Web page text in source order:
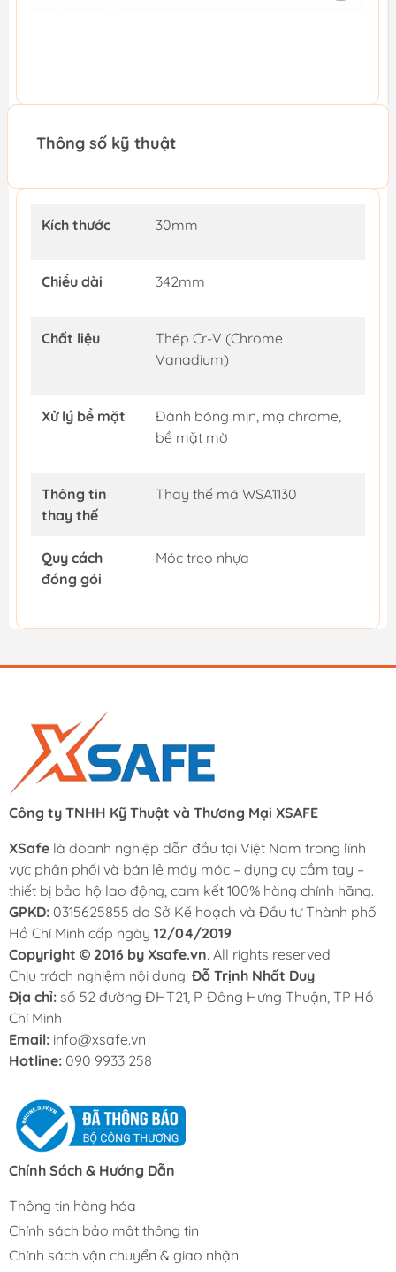
Thông số kỹ thuật
Kích thước 30mm
Chiều dài 342mm
Chất liệu
Thép Cr-V (Chrome
Vanadium)
Xử lý bề mặt
Đánh bóng mịn, mạ chrome,
bề mặt mờ
Thông tin
thay thế
Thay thế mã WSA1130
Quy cách
đóng gói
Móc treo nhựa
Công ty TNHH Kỹ Thuật và Thương Mại XSAFE
XSafe là doanh nghiệp dẫn đầu tại Việt Nam trong lĩnh
vực phân phối và bán lẻ máy móc – dụng cụ cầm tay –
thiết bị bảo hộ lao động, cam kết 100% hàng chính hãng.
GPKD: 0315625855 do Sở Kế hoạch và Đầu tư Thành phố
Hồ Chí Minh cấp ngày 12/04/2019
Copyright © 2016 by Xsafe.vn. All rights reserved
Chịu trách nghiệm nội dung: Đỗ Trịnh Nhất Duy
Địa chỉ: số 52 đường ĐHT21, P. Đông Hưng Thuận, TP Hồ
Chí Minh
Email: info@xsafe.vn
Hotline: 090 9933 258
Chính Sách & Hướng Dẫn
Thông tin hàng hóa
Chính sách bảo mật thông tin
Chính sách vận chuyển & giao nhận